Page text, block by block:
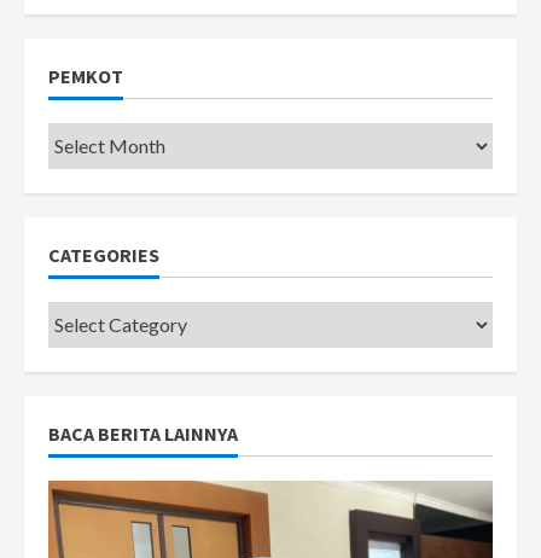
PEMKOT
Pemkot
CATEGORIES
Categories
BACA BERITA LAINNYA